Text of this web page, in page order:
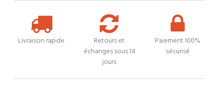
Livraison rapide
Retours et
échanges sous 14
jours
Paiement 100%
sécurisé